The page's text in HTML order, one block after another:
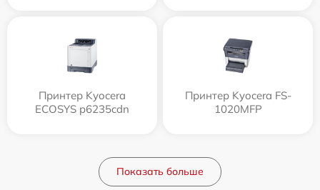
Принтер Kyocera
ECOSYS p6235cdn
Принтер Kyocera FS-
1020MFP
Показать больше